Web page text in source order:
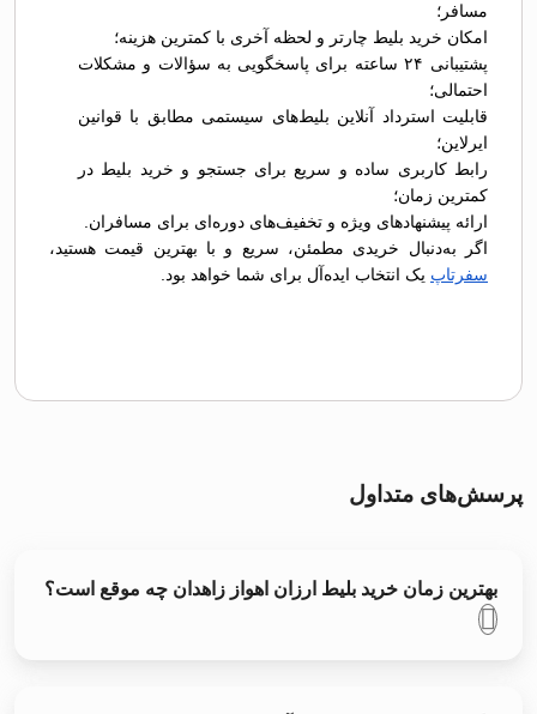
مسافر؛
امکان خرید بلیط چارتر و لحظه آخری با کمترین هزینه؛
پشتیبانی ۲۴ ساعته برای پاسخگویی به سؤالات و مشکلات
احتمالی؛
قابلیت استرداد آنلاین بلیط‌های سیستمی مطابق با قوانین
ایرلاین؛
رابط کاربری ساده و سریع برای جستجو و خرید بلیط در
کمترین زمان؛
ارائه پیشنهادهای ویژه و تخفیف‌های دوره‌ای برای مسافران.
اگر به‌دنبال خریدی مطمئن، سریع و با بهترین قیمت هستید،
سفرتاپ یک انتخاب ایده‌آل برای شما خواهد بود.
پرسش‌های متداول
بهترین زمان خرید بلیط ارزان اهواز زاهدان چه موقع است؟